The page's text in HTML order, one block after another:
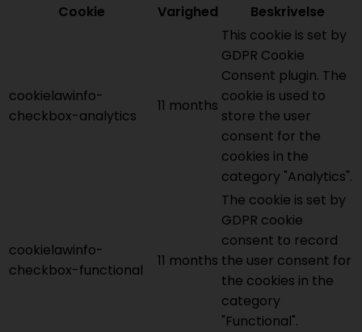
Cookie
Varighed Beskrivelse
cookielawinfo-
checkbox-analytics
11 months
This cookie is set by
GDPR Cookie
Consent plugin. The
cookie is used to
store the user
consent for the
cookies in the
category "Analytics".
cookielawinfo-
checkbox-functional
11 months
The cookie is set by
GDPR cookie
consent to record
the user consent for
the cookies in the
category
"Functional".